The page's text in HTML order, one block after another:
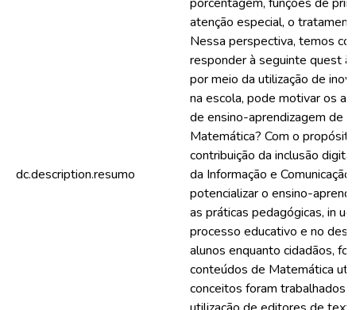
dc.description.resumo
atenção especial, o
Nessa perspectiva, temos
responder à seguinte quest
por meio da utilização de
na escola, pode motivar os
de ensino-aprendizagem de
Matemática? Com o
contribuição da inclusão
da Informação e Comunicação
potencializar o ensino-
as práticas pedagógicas, in
processo educativo e no
alunos enquanto cidadãos,
conteúdos de Matemática
conceitos foram trabalhados